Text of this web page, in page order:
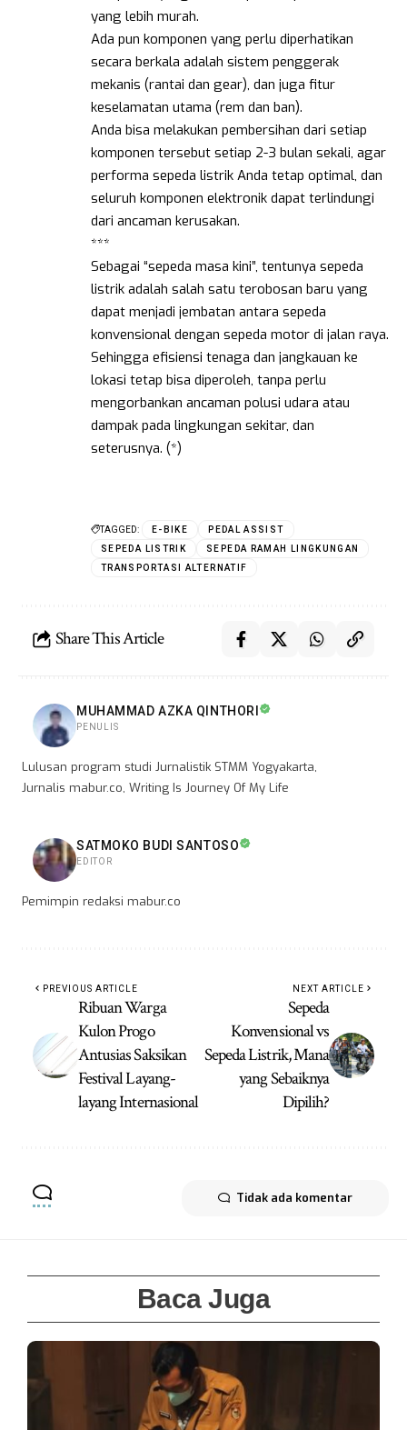
yang lebih murah.
Ada pun komponen yang perlu diperhatikan
secara berkala adalah sistem penggerak
mekanis (rantai dan gear), dan juga fitur
keselamatan utama (rem dan ban).
Anda bisa melakukan pembersihan dari setiap
komponen tersebut setiap 2-3 bulan sekali, agar
performa sepeda listrik Anda tetap optimal, dan
seluruh komponen elektronik dapat terlindungi
dari ancaman kerusakan.
***
Sebagai “sepeda masa kini”, tentunya sepeda
listrik adalah salah satu terobosan baru yang
dapat menjadi jembatan antara sepeda
konvensional dengan sepeda motor di jalan raya.
Sehingga efisiensi tenaga dan jangkauan ke
lokasi tetap bisa diperoleh, tanpa perlu
mengorbankan ancaman polusi udara atau
dampak pada lingkungan sekitar, dan
seterusnya. (*)
TAGGED: E-BIKE
PEDAL ASSIST
SEPEDA LISTRIK
SEPEDA RAMAH LINGKUNGAN
TRANSPORTASI ALTERNATIF
Share This Article
MUHAMMAD AZKA QINTHORI
PENULIS
Lulusan program studi Jurnalistik STMM Yogyakarta,
Jurnalis mabur.co, Writing Is Journey Of My Life
SATMOKO BUDI SANTOSO
EDITOR
Pemimpin redaksi mabur.co
PREVIOUS ARTICLE
Ribuan Warga
Kulon Progo
Antusias Saksikan
Festival Layang-
layang Internasional
NEXT ARTICLE
Sepeda
Konvensional vs
Sepeda Listrik, Mana
yang Sebaiknya
Dipilih?
Tidak ada komentar
Baca Juga